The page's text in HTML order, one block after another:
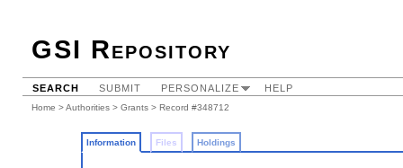
GSI Repository
SEARCH SUBMIT PERSONALIZE HELP
Home >Authorities > Grants > Record #348712
Information Files Holdings